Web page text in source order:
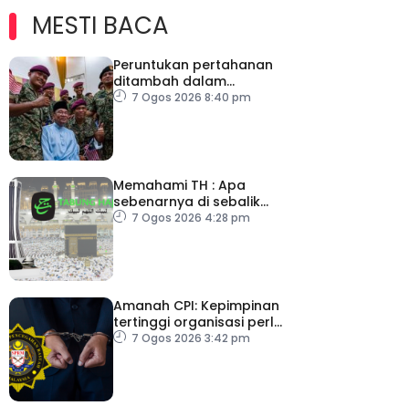
MESTI BACA
Peruntukan pertahanan
ditambah dalam
Belanjawan 2027
7 Ogos 2026 8:40 pm
Memahami TH : Apa
sebenarnya di sebalik
angka
7 Ogos 2026 4:28 pm
Amanah CPI: Kepimpinan
tertinggi organisasi perlu
pacu reformasi radikal
7 Ogos 2026 3:42 pm